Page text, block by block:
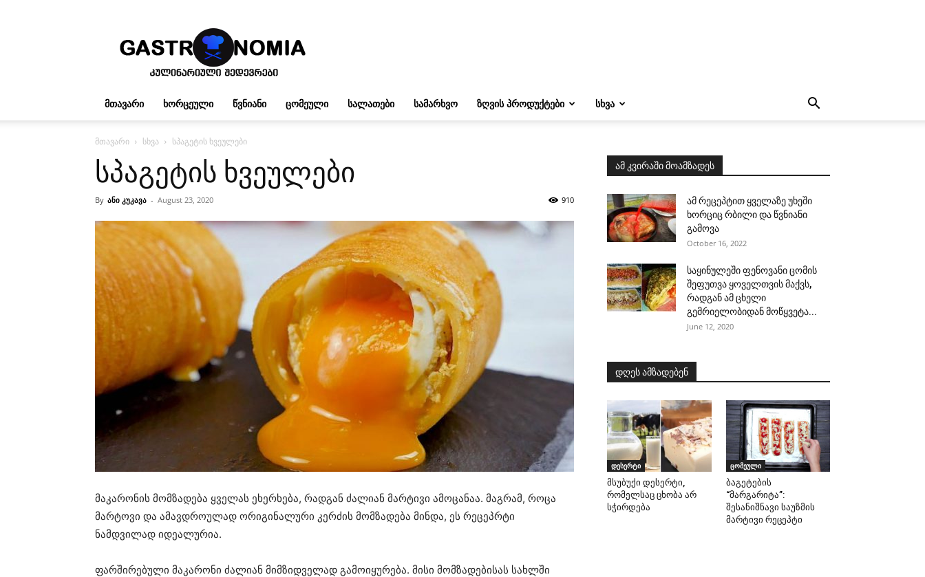
გასტრონომია
ᲛᲗᲐᲕᲐᲠᲘ ᲮᲝᲠᲪᲔᲣᲚᲘ ᲬᲕᲜᲘᲐᲜᲘ ᲪᲝᲛᲔᲣᲚᲘ ᲡᲐᲚᲐᲗᲔᲑᲘ ᲡᲐᲛᲐᲠᲮᲕᲝ ᲖᲦᲕᲘᲡ ᲞᲠᲝᲓᲣᲥᲢᲔᲑᲘ ᲡᲮᲕᲐ
მთავარი სხვა სპაგეტის ხვეულები
სპაგეტის ხვეულები
By ანი კუკავა - August 23, 2020 910
მაკარონის მომზადება ყველას ეხერხება, რადგან ძალიან მარტივი ამოცანაა. მაგრამ, როცა
მარტოვი და ამავდროულად ორიგინალური კერძის მომზადება მინდა, ეს რეცეპრტი
ნამდვილად იდეალურია.
ფარშირებული მაკარონი ძალიან მიმზიდველად გამოიყურება. მისი მომზადებისას სახლში
ამ კვირაში მოამზადეს
ამ რეცეპტით ყველაზე უხეში
ხორციც რბილი და წვნიანი
გამოვა
October 16, 2022
საყინულეში ფენოვანი ცომის
შეფუთვა ყოველთვის მაქვს,
რადგან ამ ცხელი
გემრიელობიდან მოწყვეტა...
June 12, 2020
დღეს ამზადებენ
დესერტი
მსუბუქი დესერტი,
რომელსაც ცხობა არ
სჭირდება
ცომეული
ბაგეტების
“მარგარიტა”:
შესანიშნავი საუზმის
მარტივი რეცეპტი